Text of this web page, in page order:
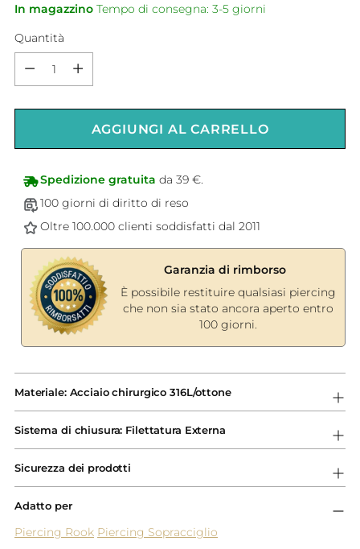
In magazzino Tempo di consegna: 3-5 giorni
Quantità
AGGIUNGI AL CARRELLO
Spedizione gratuita da 39 €.
100 giorni di diritto di reso
Oltre 100.000 clienti soddisfatti dal 2011
Garanzia di rimborso
È possibile restituire qualsiasi piercing
che non sia stato ancora aperto entro
100 giorni.
prodotto
al
carrello...
Materiale: Acciaio chirurgico 316L/ottone
Sistema di chiusura: Filettatura Externa
Sicurezza dei prodotti
Adatto per
Piercing Rook Piercing Sopracciglio